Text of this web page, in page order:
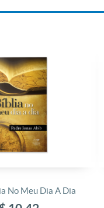
No Meu Dia A Dia